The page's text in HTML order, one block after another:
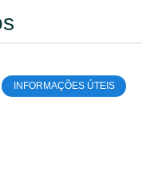
INFORMAÇÕES ÚTEIS